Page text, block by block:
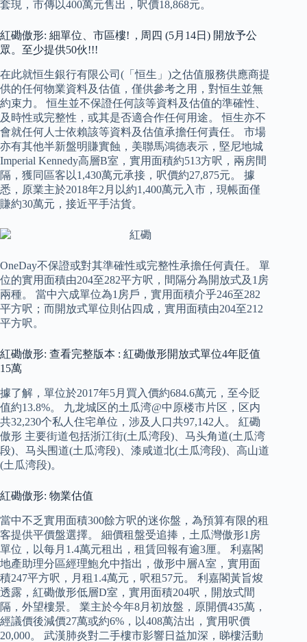
套現，市傳以400萬元售出，呎價18,868元。
紅磡傲形: 細單位、市區樓! , 周四 (5月14日) 開放予公
眾。至少提供50伙!!!
在此就恒生銀行有限公司(「恒生」)之估值服務供應商提
供的任何物業資料及估值，僅供參考之用，對恒生並無
約束力。 恒生並不保證任何該等資料及估值的準確性、
及時性或完整性，或其是否適合作任何用途。 恒生亦不
會就任何人士依賴該等資料及估值承擔任何責任。 市場
亦有其他半新盤明賺實蝕，美聯馬鴻德表示，堅尼地城
Imperial Kennedy高層B室，實用面積約513方呎，兩房間
隔，獲同區客以1,430萬元承接，呎價約27,875元。 據
悉，原業主於2018年2月以約1,400萬元入市，現帳面僅
賺約30萬元，接近平手沽貨。
OneDay不保證或對其準確性或完整性承擔任何責任。 單
位的實用面積由204至282平方呎，間隔分為開放式及1房
兩種。 當中六成單位為1房戶，實用面積介乎246至282
平方呎；而開放式單位則佔四成，實用面積由204至212
平方呎。
紅磡傲形: 查看完整版本 : 紅磡傲形開放式單位4年貶值
15萬
據了解，單位於2017年5月買入價約684.6萬元，至今貶
值約13.8%。 九龙城区的土瓜湾@中原楼市片区，区内
共32,230个私人住宅单位，涉及人口共97,142人。 紅磡
傲形 主要街道包括浙江街(土瓜湾段)、马头角道(土瓜湾
段)、马头围道(土瓜湾段)、漆咸道北(土瓜湾段)、高山道
(土瓜湾段)。
紅磡傲形: 物業估值
當中不乏實用面積300餘方呎的迷你盤，為預算有限的租
客提供平價盤選擇。 細價租盤受追捧，土瓜灣傲形1房
單位，以每月1.4萬元租出，租賃回報有逾3厘。 利嘉閣
地產助理分區經理鮑允中指出，傲形中層A室，實用面
積247平方呎，月租1.4萬元，呎租57元。 利嘉閣黃旨焌
透露，紅磡傲形低層D室，實用面積204呎，開放式間
隔，外望樓景。 業主於今年8月初放盤，原開價435萬，
經議價後減價27萬或約6%，以408萬沽出，實用呎價
20,000。 武漢肺炎對二手樓市影響日益加深，睇樓活動